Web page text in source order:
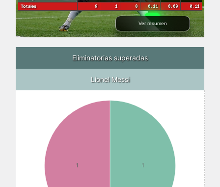
Totales 9 1 0 0.11 0.00 0.11
Ver resumen
Eliminatorias superadas
Lionel Messi